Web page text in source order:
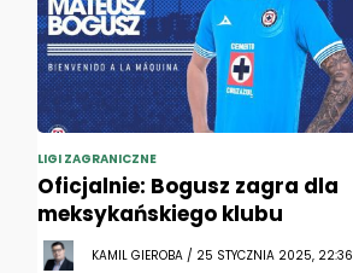
LIGI ZAGRANICZNE
Oficjalnie: Bogusz zagra dla
meksykańskiego klubu
KAMIL GIEROBA / 25 STYCZNIA 2025, 22:36